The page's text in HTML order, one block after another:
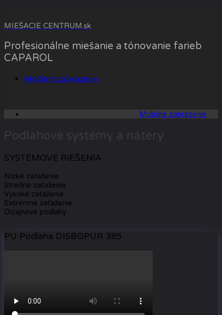
content
MIEŠACIE CENTRUM.sk
Profesionálne miešanie a tónovanie farieb
CAPAROL
Mobilné zobrazenie
Mobilné zobrazenie
Podlahové systémy a nátery
SYSTÉMOVÉ RIEŠENIA
Nízke zaťaženie
Stredné zaťaženie
Vysoké zaťaženie
Extrémne zaťaženie
Dizajnové podlahy
PU Podlaha DISBOPUR 385